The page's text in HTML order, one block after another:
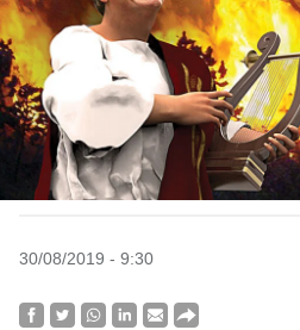
30/08/2019 - 9:30